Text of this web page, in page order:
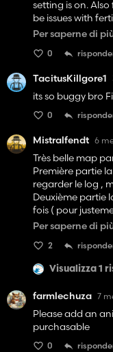
setting is on.
be issues with
and slurry cover
landscape and
Per saperne di
0
TacitusKillgore1
its so buggy bro
0
Mistralfendt 6
Très belle map
Première partie
regarder le log ,
Deuxième partie
fois ( pour
PC a mis 30
warnings à ne
a , on comprend
ce genre de map
Bref , joli map
Per saperne di
2
Visualizza 1
farmlechuza 7
Please add an
purchasable
0